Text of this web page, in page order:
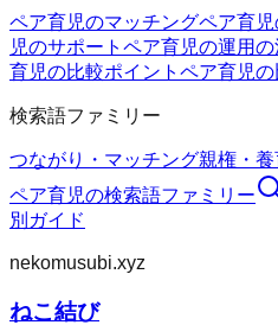
ペア育児のマッチングペア育
児のサポート ペア育児の運用
育児の比較ポイント ペア育児の
検索語ファミリー
つながり・マッチング親権・
ペア育児の検索語ファミリー
別ガイド
nekomusubi.xyz
ねこ結び